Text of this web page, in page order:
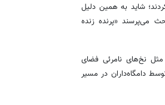
شاید به همین دلیل
می‌پرسند «پرنده زنده
نخ‌های نامرئی فضای
دامگاه‌داران در مسیر